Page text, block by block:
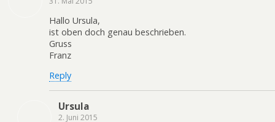
Hallo Ursula,
ist oben doch genau beschrieben.
Gruss
Franz
Reply
Ursula
2. Juni 2015